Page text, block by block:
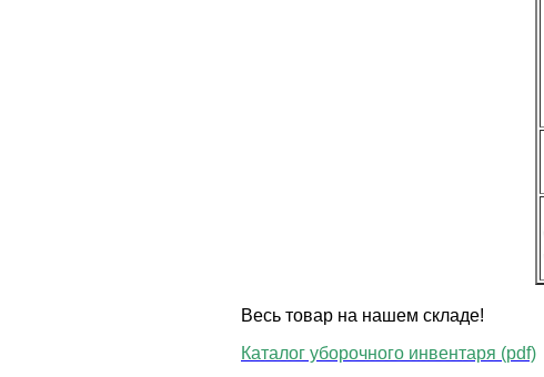
Весь товар на нашем складе!
Каталог уборочного инвентаря (pdf)